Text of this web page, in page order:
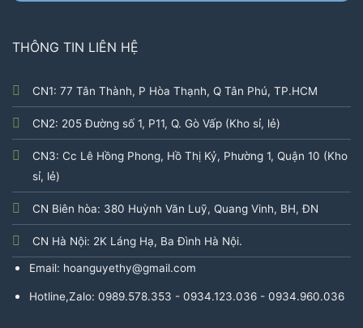
THÔNG TIN LIÊN HỆ
CN1: 77 Tân Thành, P Hòa Thạnh, Q Tân Phú, TP.HCM
CN2: 205 Đường số 1, P11, Q. Gò Vấp (Kho sỉ, lẻ)
CN3: Cc Lê Hồng Phong, Hồ Thị Kỷ, Phường 1, Quận 10 (Kho
sỉ, lẻ)
CN Biên hòa: 380 Huỳnh Văn Luỹ, Quang Vinh, BH, ĐN
CN Hà Nội: 2K Láng Hạ, Ba Đình Hà Nội.
Email: hoanguyethy@gmail.com
Hotline,Zalo: 0989.578.353 - 0934.123.036 - 0934.960.036